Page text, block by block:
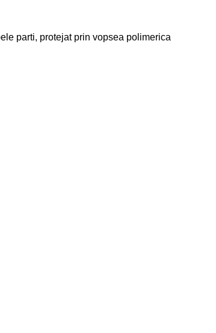
parti, protejat prin vopsea polimerica